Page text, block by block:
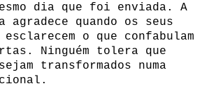
dia que foi enviada. A
quando os seus
o que confabulam
Ninguém tolera que
transformados numa